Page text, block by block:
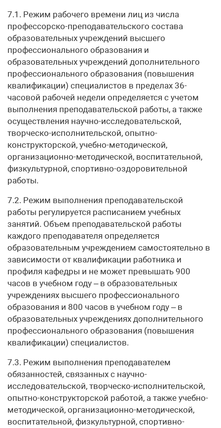
7.1. Режим рабочего времени лиц из числа
профессорско-преподавательского состава
образовательных учреждений высшего
профессионального образования и
образовательных учреждений дополнительного
профессионального образования (повышения
квалификации) специалистов в пределах 36-
часовой рабочей недели определяется с учетом
выполнения преподавательской работы, а также
осуществления научно-исследовательской,
творческо-исполнительской, опытно-
конструкторской, учебно-методической,
организационно-методической, воспитательной,
физкультурной, спортивно-оздоровительной
работы.
7.2. Режим выполнения преподавательской
работы регулируется расписанием учебных
занятий. Объем преподавательской работы
каждого преподавателя определяется
образовательным учреждением самостоятельно в
зависимости от квалификации работника и
профиля кафедры и не может превышать 900
часов в учебном году – в образовательных
учреждениях высшего профессионального
образования и 800 часов в учебном году – в
образовательных учреждениях дополнительного
профессионального образования (повышения
квалификации) специалистов.
7.3. Режим выполнения преподавателем
обязанностей, связанных с научно-
исследовательской, творческо-исполнительской,
опытно-конструкторской работой, а также учебно-
методической, организационно-методической,
воспитательной, физкультурной, спортивно-